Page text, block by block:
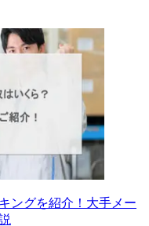
ングを紹介！大手メー